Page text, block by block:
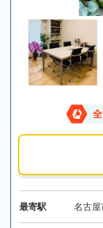
最寄駅 名古屋